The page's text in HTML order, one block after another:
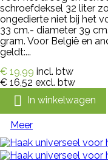
schroefdeksel 32 liter
ongedierte niet bij het
33 cm.- diameter 39
gram. Voor België en
geldt:...
€ 19,99 incl. btw
€ 16,52 excl. btw
 In winkelwagen
Meer